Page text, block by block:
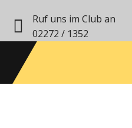
Ruf uns im Club an
02272 / 1352